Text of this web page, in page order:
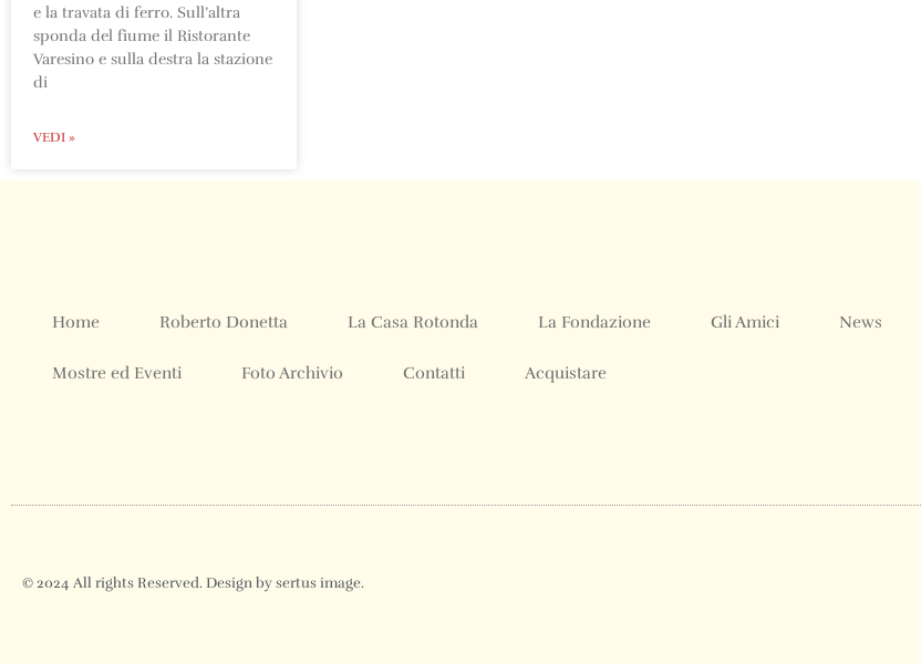
e la travata di ferro. Sull’altra
sponda del fiume il Ristorante
Varesino e sulla destra la stazione
di
VEDI »
Home Roberto Donetta La Casa Rotonda La Fondazione Gli Amici News
Mostre ed Eventi Foto Archivio Contatti Acquistare
© 2024 All rights Reserved. Design by sertus image.